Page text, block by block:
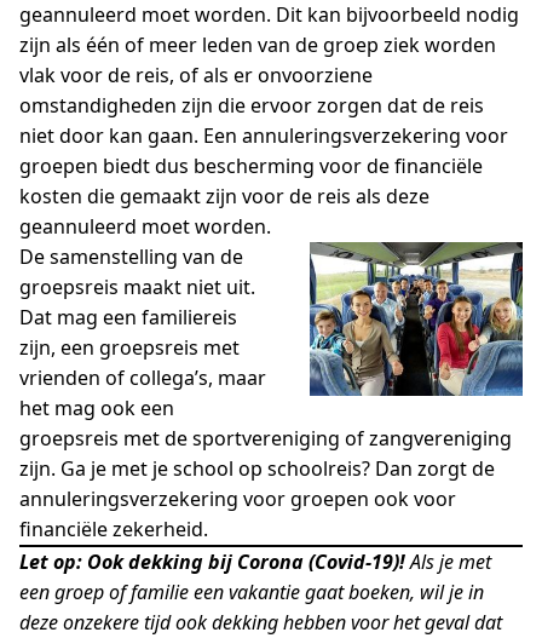
geannuleerd moet worden. Dit kan bijvoorbeeld nodig
zijn als één of meer leden van de groep ziek worden
vlak voor de reis, of als er onvoorziene
omstandigheden zijn die ervoor zorgen dat de reis
niet door kan gaan. Een annuleringsverzekering voor
groepen biedt dus bescherming voor de financiële
kosten die gemaakt zijn voor de reis als deze
geannuleerd moet worden.
De samenstelling van de
groepsreis maakt niet uit.
Dat mag een familiereis
zijn, een groepsreis met
vrienden of collega’s, maar
het mag ook een
groepsreis met de sportvereniging of zangvereniging
zijn. Ga je met je school op schoolreis? Dan zorgt de
annuleringsverzekering voor groepen ook voor
financiële zekerheid.
Let op: Ook dekking bij Corona (Covid-19)!Als je met
een groep of familie een vakantie gaat boeken, wil je in
deze onzekere tijd ookdekking hebben voor het geval dat